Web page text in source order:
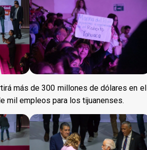
más de 300 millones de dólares en el
mil empleos para los tijuanenses.